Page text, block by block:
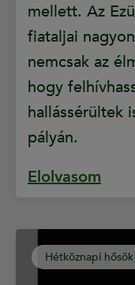
mellett. Az
fiataljai
nemcsak az
hogy
hallássérültek
pályán.
Elolvasom
Hétköznapi hősök